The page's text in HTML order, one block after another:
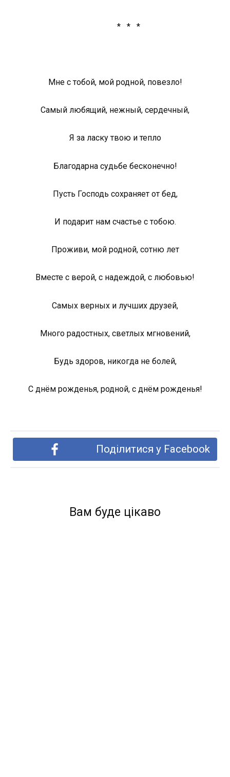
* * *
Мне с тобой, мой родной, повезло!
Самый любящий, нежный, сердечный,
Я за ласку твою и тепло
Благодарна судьбе бесконечно!
Пусть Господь сохраняет от бед,
И подарит нам счастье с тобою.
Проживи, мой родной, сотню лет
Вместе с верой, с надеждой, с любовью!
Самых верных и лучших друзей,
Много радостных, светлых мгновений,
Будь здоров, никогда не болей,
С днём рожденья, родной, с днём рожденья!
Поділитися у Facebook
Вам буде цікаво